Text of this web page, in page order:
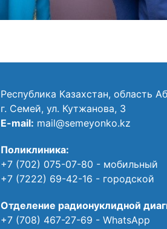
Республика Казахстан, область
г. Семей, ул. Кутжанова, 3
E-mail: mail@semeyonko.kz
Поликлиника:
+7 (702) 075-07-80 - мобильный
+7 (7222) 69-42-16 - городской
Отделение радионуклидной
+7 (708) 467-27-69 - WhatsApp